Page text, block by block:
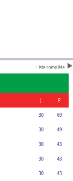
Liste complète
J
P
30
69
30
49
30
43
30
43
30
43